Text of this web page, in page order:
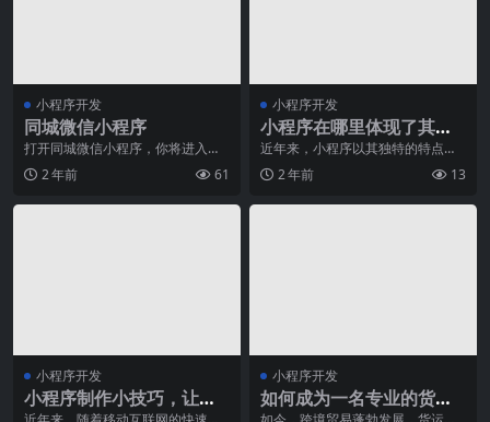
小程序开发
同城微信小程序
打开同城微信小程序，你将进入一
个全新的城市生活方式。这个独具
匠心的小程序，将为你
2 年前 61
小程序开发
小程序在哪里体现了其独
特的价值？
近年来，小程序以其独特的特点和
优势逐渐获得了越来越多人的喜爱
和关注。作为一种兼具
2 年前 13
小程序开发
小程序制作小技巧，让你
小程序开发
如何成为一名专业的货运